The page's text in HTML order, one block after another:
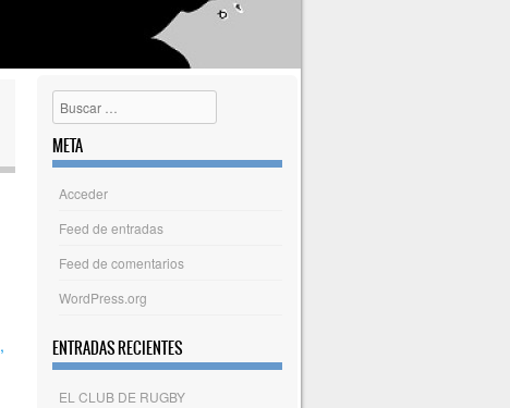
,
Buscar
META
Acceder
Feed de entradas
Feed de comentarios
WordPress.org
ENTRADAS RECIENTES
EL CLUB DE RUGBY